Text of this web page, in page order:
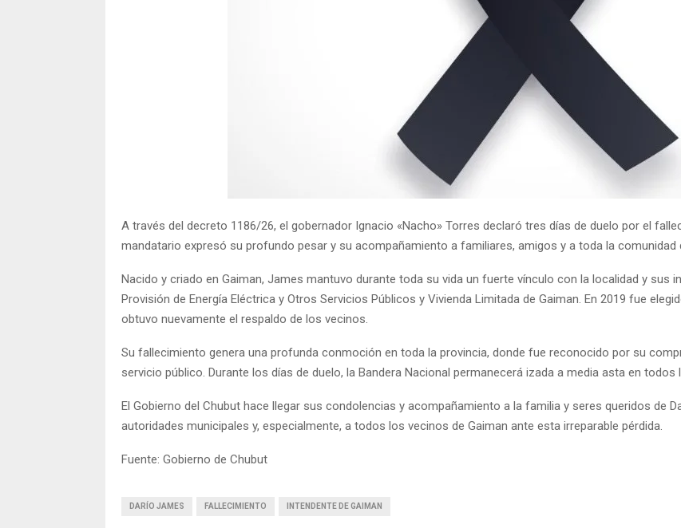
A través del decreto 1186/26, el gobernador Ignacio «Nacho» Torres declaró tres días de duelo por el
mandatario expresó su profundo pesar y su acompañamiento a familiares, amigos y a toda la
Nacido y criado en Gaiman, James mantuvo durante toda su vida un fuerte vínculo con la localidad y sus
Provisión de Energía Eléctrica y Otros Servicios Públicos y Vivienda Limitada de Gaiman. En 2019 fue
obtuvo nuevamente el respaldo de los vecinos.
Su fallecimiento genera una profunda conmoción en toda la provincia, donde fue reconocido por su
servicio público. Durante los días de duelo, la Bandera Nacional permanecerá izada a media asta en
El Gobierno del Chubut hace llegar sus condolencias y acompañamiento a la familia y seres queridos de
autoridades municipales y, especialmente, a todos los vecinos de Gaiman ante esta irreparable pérdida.
Fuente: Gobierno de Chubut
DARÍO JAMES FALLECIMIENTO INTENDENTE DE GAIMAN